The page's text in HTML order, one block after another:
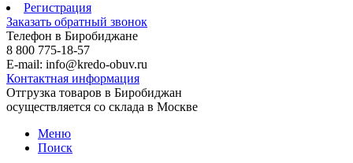
Регистрация
Заказать обратный звонок
Телефон в Биробиджане
8 800 775-18-57
E-mail: info@kredo-obuv.ru
Контактная информация
Отгрузка товаров в Биробиджан
осуществляется со склада в Москве
Меню
Поиск